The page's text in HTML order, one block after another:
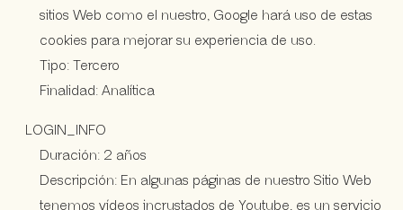
sitios Web como el nuestro, Google hará uso de estas
cookies para mejorar su experiencia de uso.
Tipo: Tercero
Finalidad: Analítica
LOGIN_INFO
Duración: 2 años
Descripción: En algunas páginas de nuestro Sitio Web
tenemos vídeos incrustados de Youtube, es un servicio